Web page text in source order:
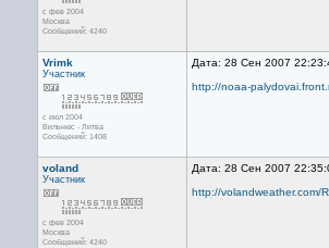
с фев 2004
Москва
Сообщений: 4240
Vrimk
Участник
с июл 2004
Вильнюс - Литва
Сообщений: 1408
Дата: 28 Сен 2007
http://noaa-
voland
Участник
с фев 2004
Москва
Сообщений: 4240
Дата: 28 Сен 2007
http://volandweather.com/